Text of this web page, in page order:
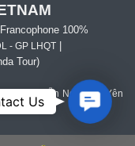
100%
- GP LHQT |
Tour)
Đ. Nguyễn Ngọc Vũ, Yên
Contact
Us